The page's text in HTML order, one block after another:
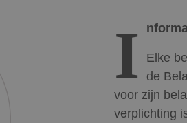
I
Elke
de
voor zijn
verplichting